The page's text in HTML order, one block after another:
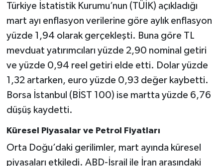
Türkiye İstatistik Kurumu’nun (TÜİK) açıkladığı
mart ayı enflasyon verilerine göre aylık enflasyon
yüzde 1,94 olarak gerçekleşti. Buna göre TL
mevduat yatırımcıları yüzde 2,90 nominal getiri
ve yüzde 0,94 reel getiri elde etti. Dolar yüzde
1,32 artarken, euro yüzde 0,93 değer kaybetti.
Borsa İstanbul (BİST 100) ise martta yüzde 6,76
düşüş kaydetti.
Küresel Piyasalar ve Petrol Fiyatları
Orta Doğu’daki gerilimler, mart ayında küresel
piyasaları etkiledi. ABD-İsrail ile İran arasındaki